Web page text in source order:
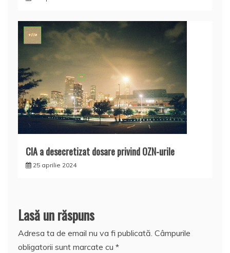
CIA a desecretizat dosare privind OZN-urile
25 aprilie 2024
Lasă un răspuns
Adresa ta de email nu va fi publicată. Câmpurile
obligatorii sunt marcate cu *